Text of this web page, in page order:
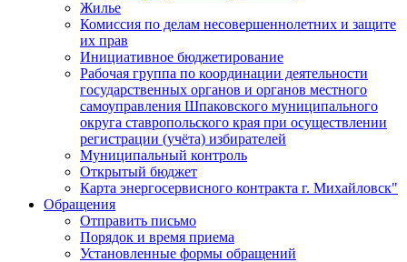
Жилье
Комиссия по делам несовершеннолетних и защите
их прав
Инициативное бюджетирование
Рабочая группа по координации деятельности
государственных органов и органов местного
самоуправления Шпаковского муниципального
округа ставропольского края при осуществлении
регистрации (учёта) избирателей
Муниципальный контроль
Открытый бюджет
Карта энергосервисного контракта г. Михайловск"
Обращения
Отправить письмо
Порядок и время приема
Установленные формы обращений